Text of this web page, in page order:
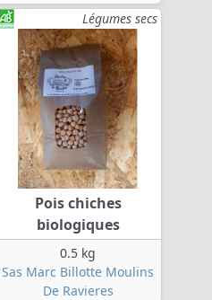
Légumes secs
Pois chiches
biologiques
0.5 kg
Sas Marc Billotte Moulins
De Ravieres